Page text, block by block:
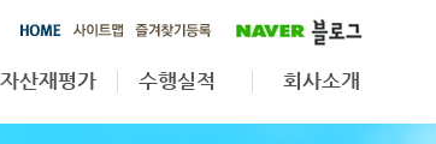
자산재평가 수행실적 회사소개